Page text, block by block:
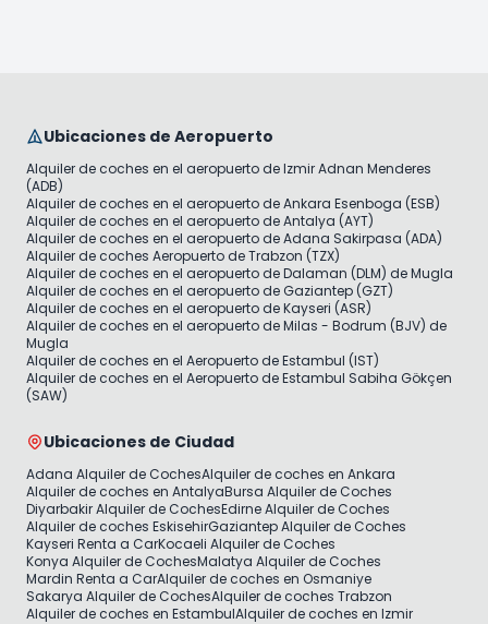
Ubicaciones de Aeropuerto
Alquiler de coches en el aeropuerto de Izmir Adnan Menderes
(ADB)
Alquiler de coches en el aeropuerto de Ankara Esenboga (ESB)
Alquiler de coches en el aeropuerto de Antalya (AYT)
Alquiler de coches en el aeropuerto de Adana Sakirpasa (ADA)
Alquiler de coches Aeropuerto de Trabzon (TZX)
Alquiler de coches en el aeropuerto de Dalaman (DLM) de Mugla
Alquiler de coches en el aeropuerto de Gaziantep (GZT)
Alquiler de coches en el aeropuerto de Kayseri (ASR)
Alquiler de coches en el aeropuerto de Milas - Bodrum (BJV) de
Mugla
Alquiler de coches en el Aeropuerto de Estambul (IST)
Alquiler de coches en el Aeropuerto de Estambul Sabiha Gökçen
(SAW)
Ubicaciones de Ciudad
Adana Alquiler de CochesAlquiler de coches en Ankara
Alquiler de coches en AntalyaBursa Alquiler de Coches
Diyarbakir Alquiler de CochesEdirne Alquiler de Coches
Alquiler de coches EskisehirGaziantep Alquiler de Coches
Kayseri Renta a CarKocaeli Alquiler de Coches
Konya Alquiler de CochesMalatya Alquiler de Coches
Mardin Renta a CarAlquiler de coches en Osmaniye
Sakarya Alquiler de CochesAlquiler de coches Trabzon
Alquiler de coches en EstambulAlquiler de coches en Izmir